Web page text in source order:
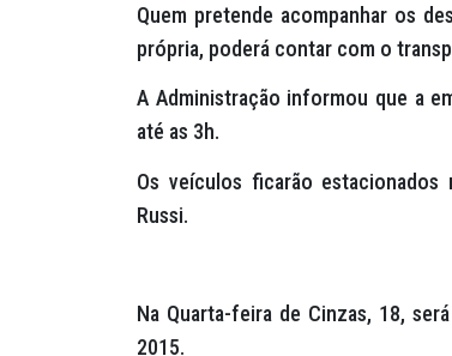
Quem pretende acompanhar os
própria, poderá contar com o
A Administração informou que a
até as 3h.
Os veículos ficarão
Russi.
Na Quarta-feira de Cinzas, 18,
2015.